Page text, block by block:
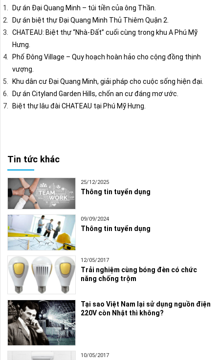
Dự án Đại Quang Minh – túi tiền của ông Thần.
Dự án biệt thự Đại Quang Minh Thủ Thiêm Quận 2.
CHATEAU: Biệt thự “Nhà-Đất” cuối cùng trong khu A Phú Mỹ
Hưng.
Phố Đông Village – Quy hoạch hoàn hảo cho cộng đồng thịnh
vượng.
Khu dân cư Đại Quang Minh, giải pháp cho cuộc sống hiện đại.
Dự án Cityland Garden Hills, chốn an cư đáng mơ ước.
Biệt thự lâu đài CHATEAU tại Phú Mỹ Hưng.
Tin tức khác
25/12/2025
Thông tin tuyển dụng
09/09/2024
Thông tin tuyển dụng
12/05/2017
Trải nghiệm cùng bóng đèn có chức
năng chống trộm
Tại sao Việt Nam lại sử dụng nguồn điện
220V còn Nhật thì không?
10/05/2017